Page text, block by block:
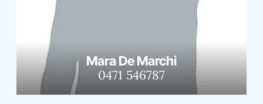
Mara De Marchi
0471 546787